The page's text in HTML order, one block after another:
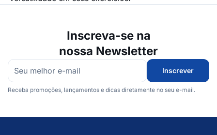
Inscreva-se na
nossa Newsletter
Inscrever
Receba promoções, lançamentos e dicas diretamente no seu e-mail.